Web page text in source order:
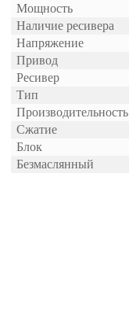
Мощность
Наличие ресивера
Напряжение
Привод
Ресивер
Тип
Производительность
Сжатие
Блок
Безмаслянный